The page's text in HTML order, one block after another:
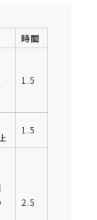
時間
1.5
1.5
2.5